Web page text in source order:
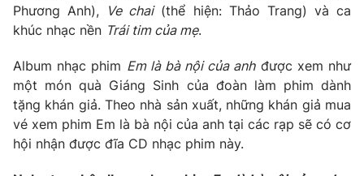
Thị trường 24h Tấm lòng Việt
VTV4 Vươn mình bằng AI
VTV9 VTV8
Phương Anh), Ve chai(thể hiện: Thảo Trang) và ca
khúc nhạc nền Trái tim của mẹ.
Album nhạc phim Em là bà nội của anhđược xem như
một món quà Giáng Sinh của đoàn làm phim dành
tặng khán giả. Theo nhà sản xuất, những khán giả mua
vé xem phim Em là bà nội của anh tại các rạp sẽ có cơ
hội nhận được đĩa CD nhạc phim này.